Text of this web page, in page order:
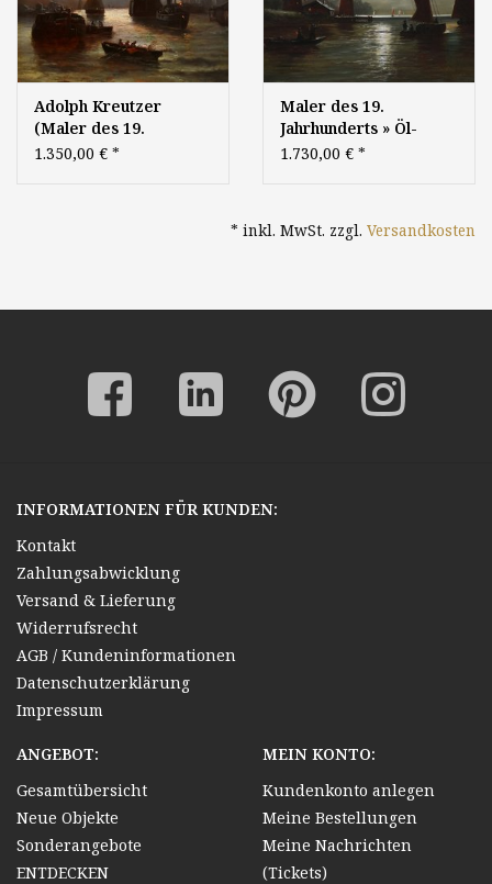
Adolph Kreutzer
(Maler des 19.
Jahrhunderts) » Öl-
1.350,00 € *
Maler des 19.
Jahrhunderts » Öl-
Gemälde Spätromantik
Vollmond Meer
1.730,00 € *
* inkl. MwSt. zzgl. Versandkosten
INFORMATIONEN FÜR KUNDEN:
Kontakt
Zahlungsabwicklung
Versand & Lieferung
Widerrufsrecht
AGB / Kundeninformationen
Datenschutzerklärung
Impressum
ANGEBOT:
Gesamtübersicht
Neue Objekte
Sonderangebote
ENTDECKEN
MEIN KONTO:
Kundenkonto anlegen
Meine Bestellungen
Meine Nachrichten
(Tickets)